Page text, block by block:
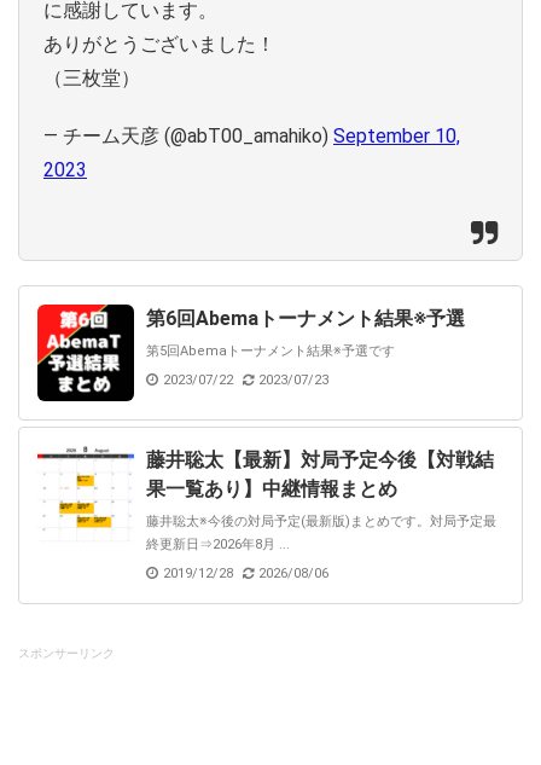
に感謝しています。
ありがとうございました！
（三枚堂）
— チーム天彦 (@abT00_amahiko) September 10,
2023
第6回Abemaトーナメント結果※予選
第5回Abemaトーナメント結果※予選です
2023/07/22
2023/07/23
藤井聡太【最新】対局予定今後【対戦結
果一覧あり】中継情報まとめ
藤井聡太※今後の対局予定(最新版)まとめです。対局予定最
終更新日⇒2026年8月 ...
2019/12/28
2026/08/06
スポンサーリンク